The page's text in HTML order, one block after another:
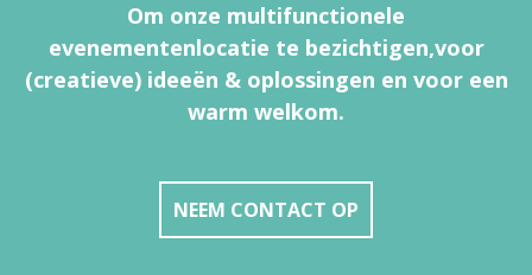
Om onze multifunctionele
evenementenlocatie te bezichtigen,voor
(creatieve) ideeën & oplossingen en voor een
warm welkom.
NEEM CONTACT OP